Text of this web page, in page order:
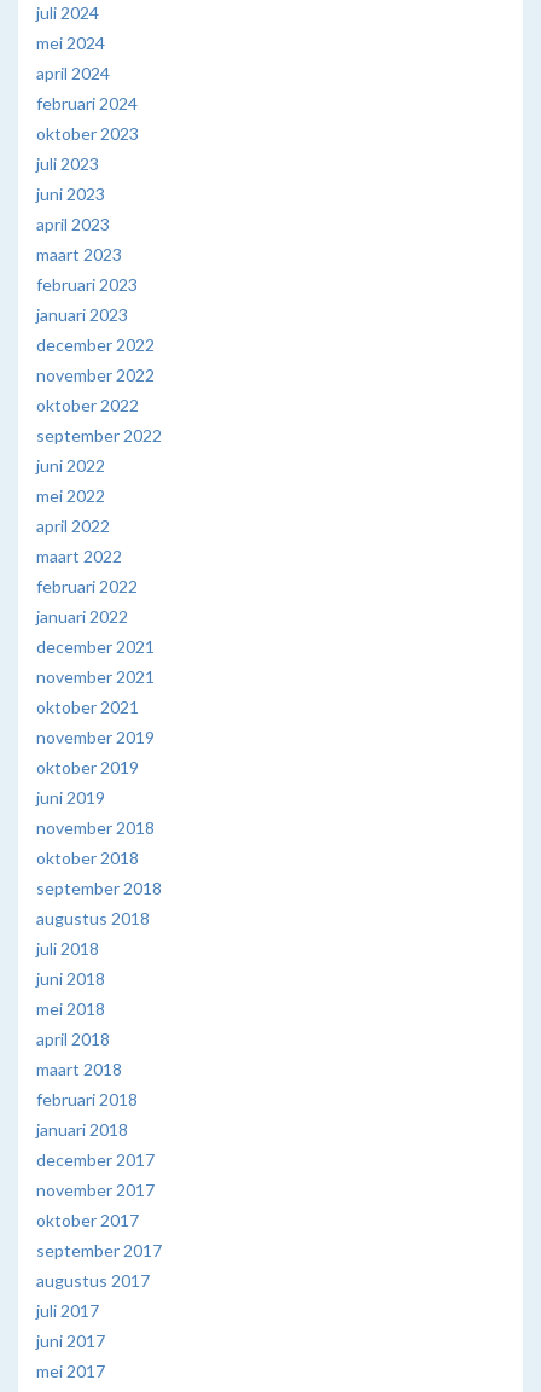
juli 2024
mei 2024
april 2024
februari 2024
oktober 2023
juli 2023
juni 2023
april 2023
maart 2023
februari 2023
januari 2023
december 2022
november 2022
oktober 2022
september 2022
juni 2022
mei 2022
april 2022
maart 2022
februari 2022
januari 2022
december 2021
november 2021
oktober 2021
november 2019
oktober 2019
juni 2019
november 2018
oktober 2018
september 2018
augustus 2018
juli 2018
juni 2018
mei 2018
april 2018
maart 2018
februari 2018
januari 2018
december 2017
november 2017
oktober 2017
september 2017
augustus 2017
juli 2017
juni 2017
mei 2017